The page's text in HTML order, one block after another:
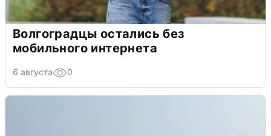
Волгоградцы остались без
мобильного интернета
6 августа 0